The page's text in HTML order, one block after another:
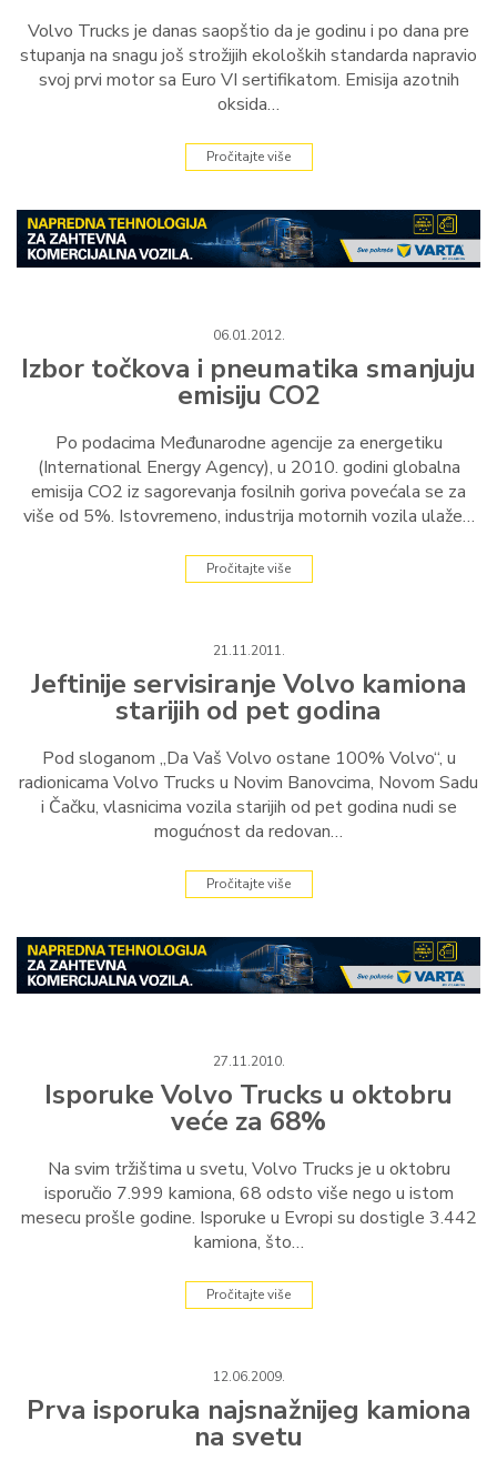
Volvo Trucks je danas saopštio da je godinu i po dana pre
stupanja na snagu još strožijih ekoloških standarda napravio
svoj prvi motor sa Euro VI sertifikatom. Emisija azotnih
oksida…
Pročitajte više
06.01.2012.
Izbor točkova i pneumatika smanjuju
emisiju CO2
Po podacima Međunarodne agencije za energetiku
(International Energy Agency), u 2010. godini globalna
emisija CO2 iz sagorevanja fosilnih goriva povećala se za
više od 5%. Istovremeno, industrija motornih vozila ulaže…
Pročitajte više
21.11.2011.
Jeftinije servisiranje Volvo kamiona
starijih od pet godina
Pod sloganom „Da Vaš Volvo ostane 100% Volvo“, u
radionicama Volvo Trucks u Novim Banovcima, Novom Sadu
i Čačku, vlasnicima vozila starijih od pet godina nudi se
mogućnost da redovan…
Pročitajte više
27.11.2010.
Isporuke Volvo Trucks u oktobru
veće za 68%
Na svim tržištima u svetu, Volvo Trucks je u oktobru
isporučio 7.999 kamiona, 68 odsto više nego u istom
mesecu prošle godine. Isporuke u Evropi su dostigle 3.442
kamiona, što…
Pročitajte više
12.06.2009.
Prva isporuka najsnažnijeg kamiona
na svetu